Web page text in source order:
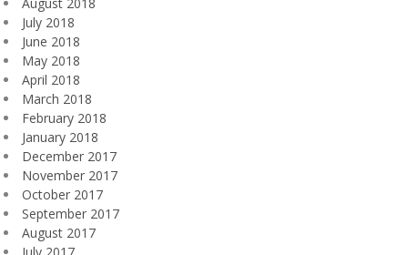
July 2018
June 2018
May 2018
April 2018
March 2018
February 2018
January 2018
December 2017
November 2017
October 2017
September 2017
August 2017